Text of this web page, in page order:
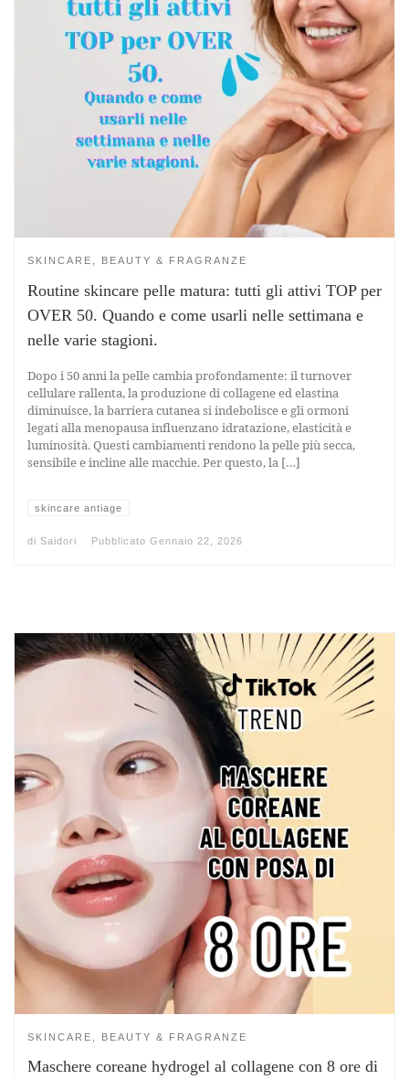
SKINCARE, BEAUTY & FRAGRANZE
Routine skincare pelle matura: tutti gli attivi TOP per
OVER 50. Quando e come usarli nelle settimana e
nelle varie stagioni.
Dopo i 50 anni la pelle cambia profondamente: il turnover
cellulare rallenta, la produzione di collagene ed elastina
diminuisce, la barriera cutanea si indebolisce e gli ormoni
legati alla menopausa influenzano idratazione, elasticità e
luminosità. Questi cambiamenti rendono la pelle più secca,
sensibile e incline alle macchie. Per questo, la […]
skincare antiage
di Saidori Pubblicato Gennaio 22, 2026
SKINCARE, BEAUTY & FRAGRANZE
Maschere coreane hydrogel al collagene con 8 ore di